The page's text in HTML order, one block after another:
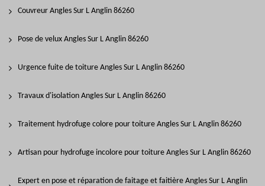
Couvreur Angles Sur L Anglin 86260
Pose de velux Angles Sur L Anglin 86260
Urgence fuite de toiture Angles Sur L Anglin 86260
Travaux d'isolation Angles Sur L Anglin 86260
Traitement hydrofuge colore pour toiture Angles Sur L Anglin 86260
Artisan pour hydrofuge incolore pour toiture Angles Sur L Anglin 86260
Expert en pose et réparation de faitage et faitière Angles Sur L Anglin